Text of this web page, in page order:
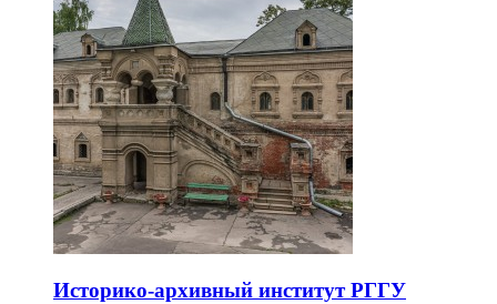
Историко-архивный институт РГГУ